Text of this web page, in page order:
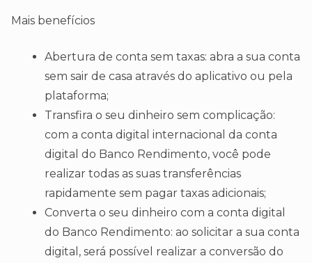
Mais benefícios
Abertura de conta sem taxas: abra a sua conta
sem sair de casa através do aplicativo ou pela
plataforma;
Transfira o seu dinheiro sem complicação:
com a conta digital internacional da conta
digital do Banco Rendimento, você pode
realizar todas as suas transferências
rapidamente sem pagar taxas adicionais;
Converta o seu dinheiro com a conta digital
do Banco Rendimento: ao solicitar a sua conta
digital, será possível realizar a conversão do